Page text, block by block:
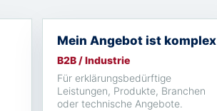
Mein Angebot ist komplex
B2B / Industrie
Für erklärungsbedürftige
Leistungen, Produkte, Branchen
oder technische Angebote.